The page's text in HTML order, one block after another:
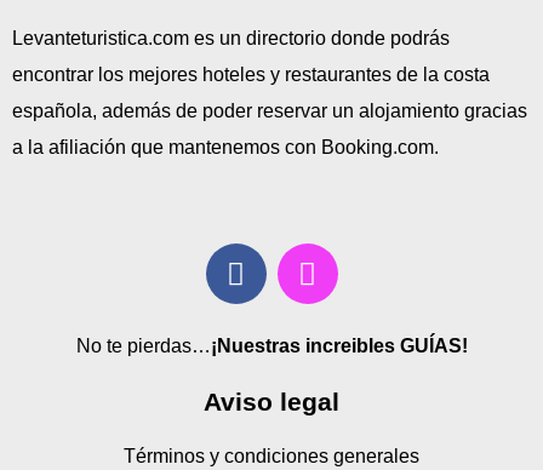
Levanteturistica.com es un directorio donde podrás
encontrar los mejores hoteles y restaurantes de la costa
española, además de poder reservar un alojamiento gracias
a la afiliación que mantenemos con Booking.com.
No te pierdas…¡Nuestras increibles GUÍAS!
Aviso legal
Términos y condiciones generales